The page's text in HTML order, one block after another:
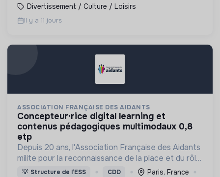
Divertissement / Culture / Loisirs
Il y a 11 jours
ASSOCIATION FRANÇAISE DES AIDANTS
concepteur·rice digital learning et
contenus pédagogiques multimodaux 0,8
etp
Depuis 20 ans, l'Association Française des Aidants
milite pour la reconnaissance de la place et du rôle
des proches aidants dans la société.
💡 Structure de l’ESS CDD
Paris, France